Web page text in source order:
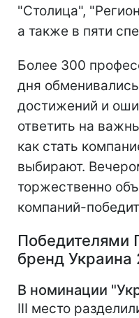
"Столица",
а также в пяти
Более 300
дня
достижений и
ответить на
как стать
выбирают.
торжественно
компаний-
Победителями
бренд Украина
В номинации
III место